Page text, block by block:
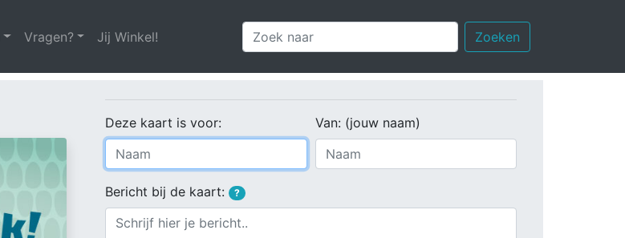
Vragen? Jij Winkel! Zoeken
Deze kaart is voor: Van: (jouw naam)
Bericht bij de kaart: ?